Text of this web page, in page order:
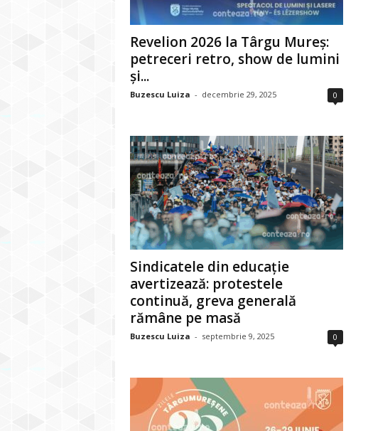
Revelion 2026 la Târgu Mureș:
petreceri retro, show de lumini
și...
Buzescu Luiza - decembrie 29, 2025 0
Sindicatele din educație
avertizează: protestele
continuă, greva generală
rămâne pe masă
Buzescu Luiza - septembrie 9, 2025 0